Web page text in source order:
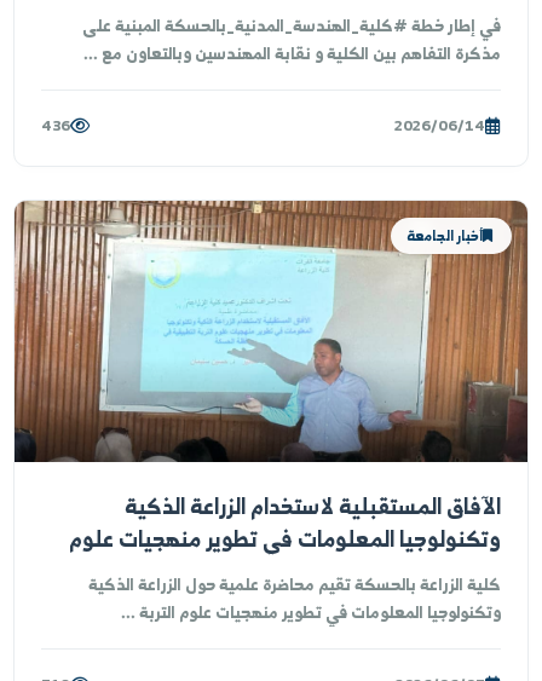
2026/06/14
فعاليات
الهندسة المدنية في الحسكة
إطار خطة #كلية_الهندسة_المدنية_بالحسكة المبنية على
التفاهم بين الكلية و نقابة المهندسين وبالتعاون مع ...